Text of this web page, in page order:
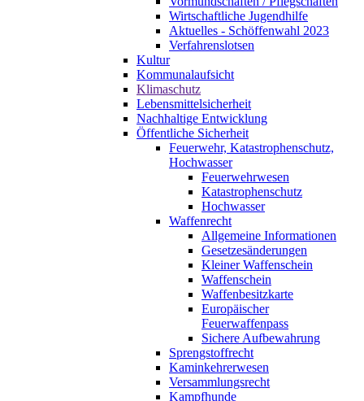
Wirtschaftliche Jugendhilfe
Aktuelles - Schöffenwahl 2023
Verfahrenslotsen
Kultur
Kommunalaufsicht
Klimaschutz
Lebensmittelsicherheit
Nachhaltige Entwicklung
Öffentliche Sicherheit
Feuerwehr, Katastrophenschutz,
Hochwasser
Feuerwehrwesen
Katastrophenschutz
Hochwasser
Waffenrecht
Allgemeine Informationen
Gesetzesänderungen
Kleiner Waffenschein
Waffenschein
Waffenbesitzkarte
Europäischer
Feuerwaffenpass
Sichere Aufbewahrung
Sprengstoffrecht
Kaminkehrerwesen
Versammlungsrecht
Kampfhunde